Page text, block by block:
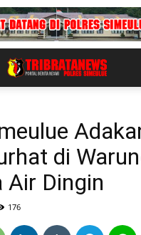
di
Air Dingin
176